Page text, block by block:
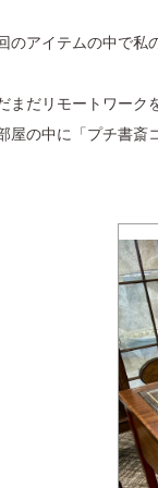
のアイテムの中で私
まだリモートワーク
屋の中に「プチ書斎